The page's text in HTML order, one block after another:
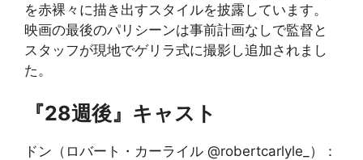
を赤裸々に描き出すスタイルを披露しています。
映画の最後のパリシーンは事前計画なしで監督と
スタッフが現地でゲリラ式に撮影し追加されまし
た。
『28週後』キャスト
ドン（ロバート・カーライル @robertcarlyle_）：